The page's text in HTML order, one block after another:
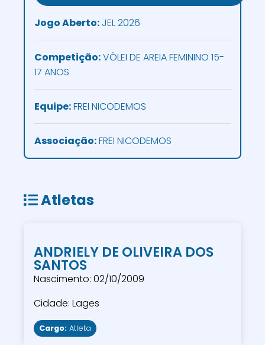
Atletas
ANDRIELY DE OLIVEIRA DOS
SANTOS
Nascimento: 02/10/2009
Cidade: Lages
Cargo: Atleta
Jogo Aberto: JEL 2026
Competição:VÔLEI DE AREIA FEMININO 15-
17 ANOS
Equipe:FREI NICODEMOS
Associação:FREI NICODEMOS